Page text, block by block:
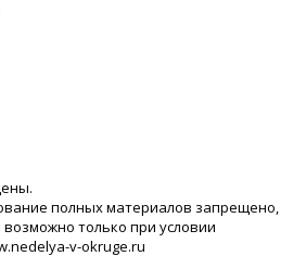
полных материалов запрещено,
только при условии
v-okruge.ru